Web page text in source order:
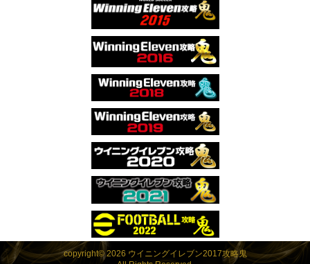
copyright© 2026 ウイニングイレブン2017攻略鬼